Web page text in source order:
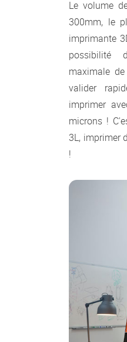
Le volume
300mm, le
imprimante
possibilité
maximale
valider
imprimer
microns !
3L, imprimer
!